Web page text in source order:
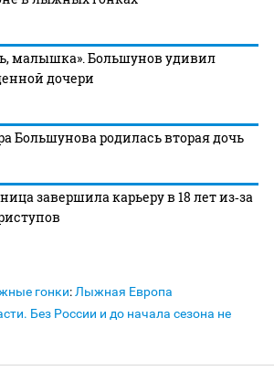
малышка». Большунов удивил
дочери
Большунова родилась вторая дочь
завершила карьеру в 18 лет из‑за
гонки:Лыжная Европа
Без России и до начала сезона не